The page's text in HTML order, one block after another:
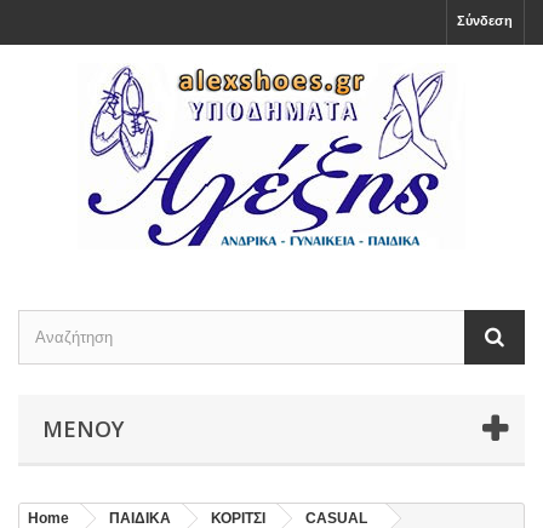
Σύνδεση
ΜΕΝΟΎ
Home ΠΑΙΔΙΚΑ ΚΟΡΙΤΣΙ
CASUAL